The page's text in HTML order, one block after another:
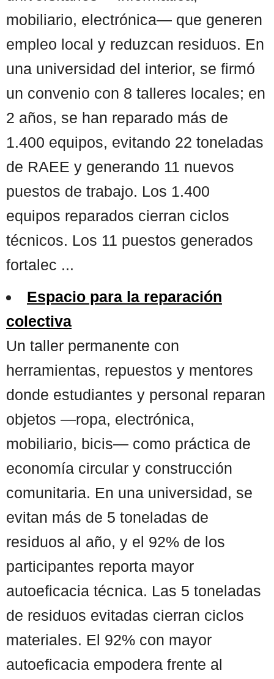
mobiliario, electrónica— que generen
empleo local y reduzcan residuos. En
una universidad del interior, se firmó
un convenio con 8 talleres locales; en
2 años, se han reparado más de
1.400 equipos, evitando 22 toneladas
de RAEE y generando 11 nuevos
puestos de trabajo. Los 1.400
equipos reparados cierran ciclos
técnicos. Los 11 puestos generados
fortalec ...
Espacio para la reparación
colectiva
Un taller permanente con
herramientas, repuestos y mentores
donde estudiantes y personal reparan
objetos —ropa, electrónica,
mobiliario, bicis— como práctica de
economía circular y construcción
comunitaria. En una universidad, se
evitan más de 5 toneladas de
residuos al año, y el 92% de los
participantes reporta mayor
autoeficacia técnica. Las 5 toneladas
de residuos evitadas cierran ciclos
materiales. El 92% con mayor
autoeficacia empodera frente al